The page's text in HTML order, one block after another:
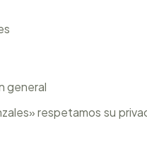
general
respetamos su